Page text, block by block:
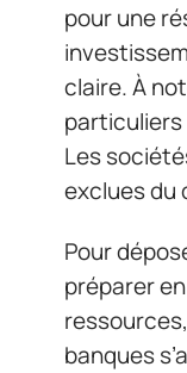
pour une
claire. À
particuliers
Les
exclues du
Pour
préparer
banques